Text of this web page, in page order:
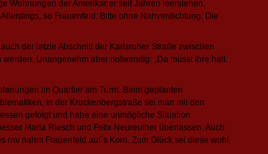
Wohnungen der Amerikaner seit Jahren leerstehen.
so Frauenfeld: Bitte ohne Nahverdichtung. Die
der letzte Abschnitt der Karlsruher Straße zwischen
Unangenehm aber notwendig: „Da müsst Ihre halt
im Quartier am Turm. Beim geplanten
in der Kruckenbergstraße sei man mit den
gefolgt und habe eine unmögliche Situation
Maria Riesch und Felix Neureuther überlassen. Auch
nahm Frauenfeld auf´s Korn. Zum Glück sei diese wohl